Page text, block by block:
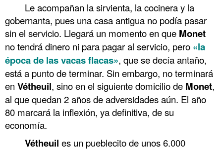
Le acompañan la sirvienta, la cocinera y la
gobernanta, pues una casa antigua no podía pasar
sin el servicio. Llegará un momento en que Monet
no tendrá dinero ni para pagar al servicio, pero «la
época de las vacas flacas», que se decía antaño,
está a punto de terminar. Sin embargo, no terminará
en Vétheuil, sino en el siguiente domicilio de Monet,
al que quedan 2 años de adversidades aún. El año
80 marcará la inflexión, ya definitiva, de su
economía.
Vétheuil es un pueblecito de unos 6.000